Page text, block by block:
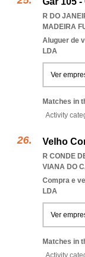
R DO
MADEIRA
Aluguer de
LDA
Ver
Matches in
Activity
Velho
R CONDE
VIANA DO
Compra e
LDA
Ver
Matches in
Activity